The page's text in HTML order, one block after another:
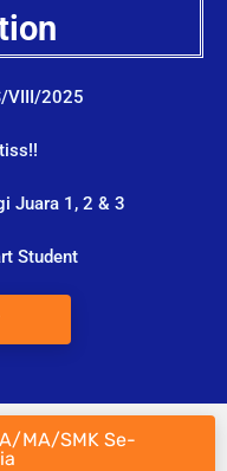
VIII/2025
Juara 1, 2 & 3
Student
MA/SMK Se-